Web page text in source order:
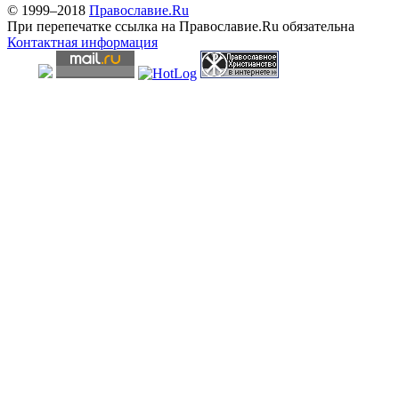
© 1999–2018 Православие.Ru
При перепечатке ссылка на Православие.Ru обязательна
Контактная информация